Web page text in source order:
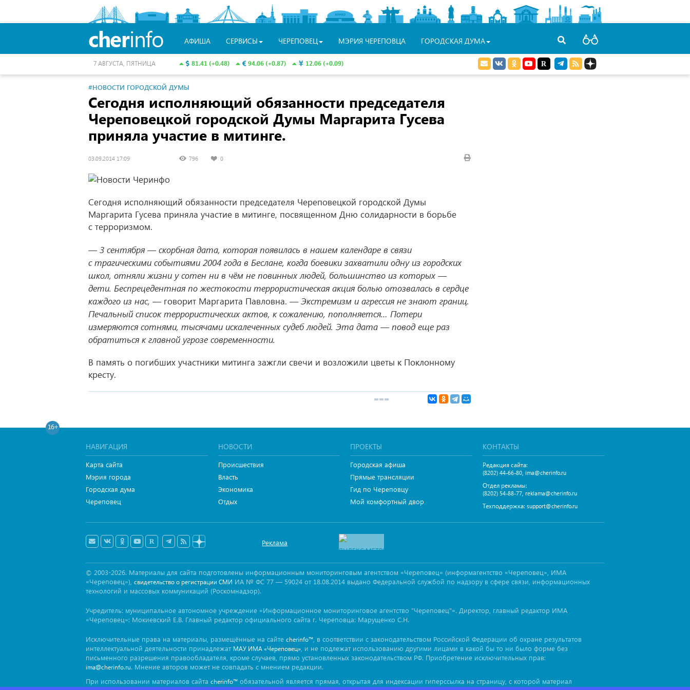
cherinfo АФИША СЕРВИСЫ ЧЕРЕПОВЕЦ МЭРИЯ ЧЕРЕПОВЦА ГОРОДСКАЯ ДУМА
81.41 (+0.48) 94.06 (+0.87) 12.06 (+0.09)
7 АВГУСТА, ПЯТНИЦА
#НОВОСТИ ГОРОДСКОЙ ДУМЫ
Сегодня исполняющий обязанности председателя
Череповецкой городской Думы Маргарита Гусева
приняла участие в митинге.
03.09.2014 17:09 796 0
Сегодня исполняющий обязанности председателя Череповецкой городской Думы
Маргарита Гусева приняла участие в митинге, посвященном Дню солидарности в борьбе
с терроризмом.
— 3 сентября — скорбная дата, которая появилась в нашем календаре в связи
с трагическими событиями 2004 года в Беслане, когда боевики захватили одну из городских
школ, отняли жизни у сотен ни в чём не повинных людей, большинство из которых —
дети. Беспрецедентная по жестокости террористическая акция болью отозвалась в сердце
каждого из нас, —говорит Маргарита Павловна. — Экстремизм и агрессия не знают границ.
Печальный список террористических актов, к сожалению, пополняется… Потери
измеряются сотнями, тысячами искалеченных судеб людей. Эта дата — повод еще раз
обратиться к главной угрозе современности.
В память о погибших участники митинга зажгли свечи и возложили цветы к Поклонному
кресту.
16+
НАВИГАЦИЯ
Карта сайта
Мэрия города
Городская дума
Череповец
НОВОСТИ
Происшествия
Власть
Экономика
Отдых
ПРОЕКТЫ
Городская афиша
Прямые трансляции
Гид по Череповцу
Мой комфортный двор
КОНТАКТЫ
Редакция сайта:
(8202) 44-66-80, ima@cherinfo.ru
Отдел рекламы:
(8202) 54-88-77, reklama@cherinfo.ru
Техподдержка: support@cherinfo.ru
Реклама
© 2003-2026. Материалы для сайта подготовлены информационным мониторинговым агентством «Череповец» (информагентство «Череповец», ИМА
«Череповец»), свидетельство о регистрации СМИ ИА № ФС 77 — 59024 от 18.08.2014 выдано Федеральной службой по надзору в сфере связи, информационных
технологий и массовых коммуникаций (Роскомнадзор).
Учредитель: муниципальное автономное учреждение «Информационное мониторинговое агентство "Череповец"». Директор, главный редактор ИМА
«Череповец»: Мокиевский Е.В. Главный редактор официального сайта г. Череповца: Марущенко С.Н.
Исключительные права на материалы, размещённые на сайте cherinfo™ , в соответствии с законодательством Российской Федерации об охране результатов
интеллектуальной деятельности принадлежат МАУ ИМА «Череповец» , и не подлежат использованию другими лицами в какой бы то ни было форме без
письменного разрешения правообладателя, кроме случаев, прямо установленных законодательством РФ. Приобретение исключительных прав:
ima@cherinfo.ru. Мнение авторов может не совпадать с мнением редакции.
При использовании материалов сайта cherinfo™ обязательной является прямая, открытая для индексации гиперссылка на страницу, с которой материал